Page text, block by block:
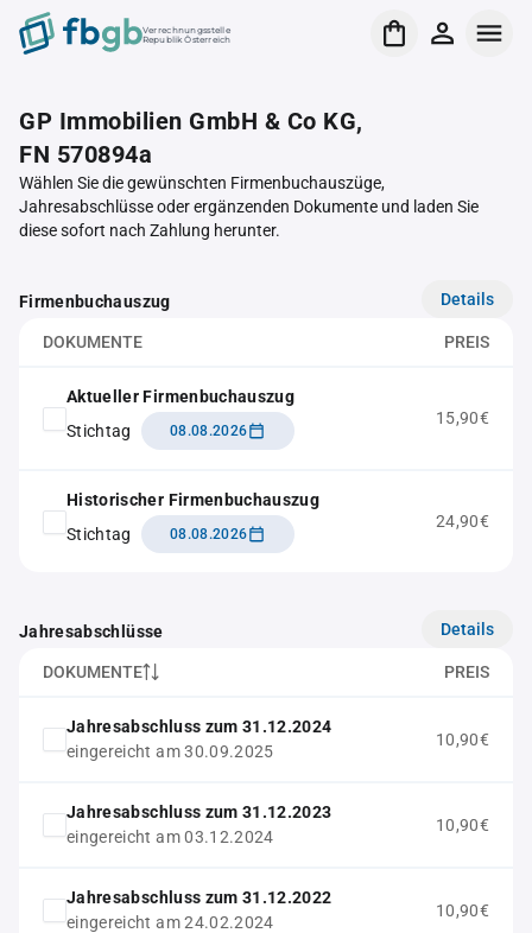
Verrechnungsstelle
Republik Österreich
GP Immobilien GmbH & Co KG,
FN 570894a
Wählen Sie die gewünschten Firmenbuchauszüge,
Jahresabschlüsse oder ergänzenden Dokumente und laden Sie
diese sofort nach Zahlung herunter.
Firmenbuchauszug Details
DOKUMENTE PREIS
Aktueller Firmenbuchauszug
Stichtag
08.08.2026
15,90€
Historischer Firmenbuchauszug
Stichtag
08.08.2026
24,90€
Jahresabschlüsse Details
DOKUMENTE PREIS
Jahresabschluss zum 31.12.2024
eingereicht am 30.09.2025
10,90€
Jahresabschluss zum 31.12.2023
eingereicht am 03.12.2024
10,90€
Jahresabschluss zum 31.12.2022
eingereicht am 24.02.2024
10,90€